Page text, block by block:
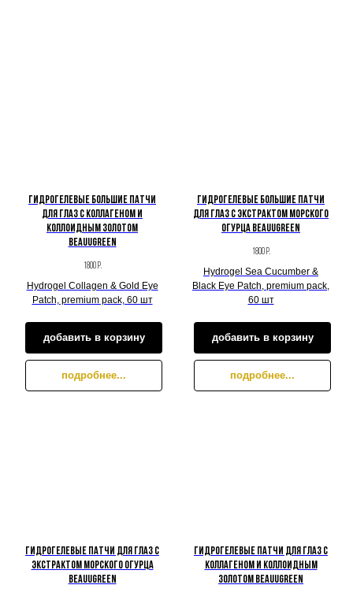
Гидрогелевые большие патчи
для глаз с коллагеном и
коллоидным золотом
BeauuGreen
1800 р.
Hydrogel Collagen & Gold Eye
Patch, premium pack, 60 шт
добавить в корзину
подробнее...
Гидрогелевые большие патчи
для глаз с экстрактом морского
огурца BeauuGreen
1800 р.
Hydrogel Sea Cucumber &
Black Eye Patch, premium pack,
60 шт
добавить в корзину
подробнее...
Гидрогелевые патчи для глаз с
экстрактом морского огурца
BeauuGreen
Гидрогелевые патчи для глаз c
коллагеном и коллоидным
золотом BeauuGreen